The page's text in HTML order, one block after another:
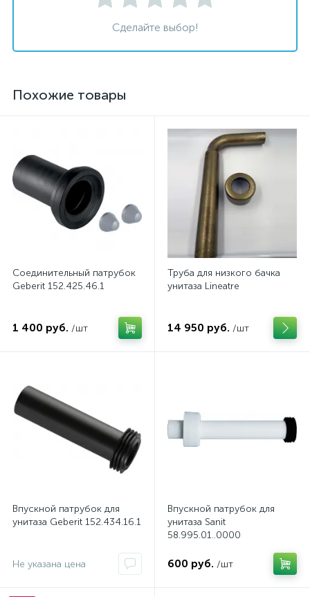
Сделайте выбор!
Похожие товары
Соединительный патрубок
Geberit 152.425.46.1
1 400 руб. /шт
Труба для низкого бачка
унитаза Lineatre
14 950 руб. /шт
Впускной патрубок для
унитаза Geberit 152.434.16.1
Не указана цена
Впускной патрубок для
унитаза Sanit
58.995.01..0000
600 руб. /шт